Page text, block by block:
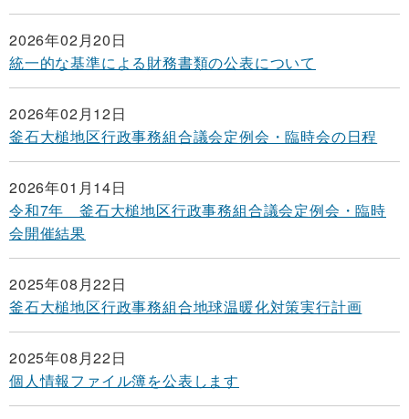
2026年02月20日
統一的な基準による財務書類の公表について
2026年02月12日
釜石大槌地区行政事務組合議会定例会・臨時会の日程
2026年01月14日
令和7年 釜石大槌地区行政事務組合議会定例会・臨時
会開催結果
2025年08月22日
釜石大槌地区行政事務組合地球温暖化対策実行計画
2025年08月22日
個人情報ファイル簿を公表します